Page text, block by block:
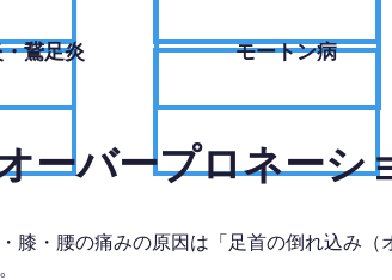
鵞足炎 モートン病
ーバープロネーシ
膝・腰の痛みの原因は「足首の倒れ込み（